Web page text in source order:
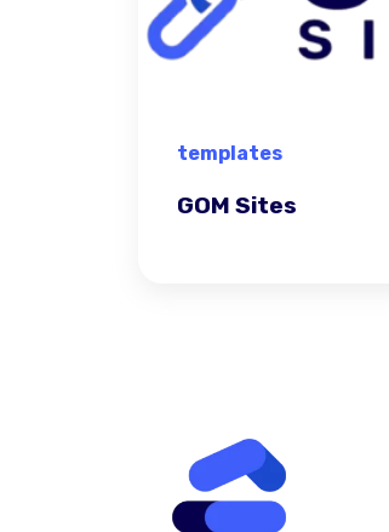
templates
GOM Sites